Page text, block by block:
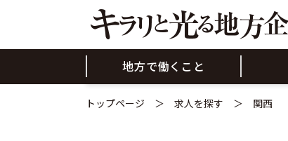
地方で働くこと
トップページ 求人を探す 関西